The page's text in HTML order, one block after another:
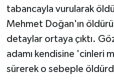
tabancayla vurularak
Mehmet Doğan'ın
detaylar ortaya çıktı.
adamı kendisine 'cinleri
sürerek o sebeple